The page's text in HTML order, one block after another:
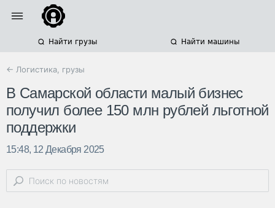
Найти грузы Найти машины
← Логистика, грузы
В Самарской области малый бизнес
получил более 150 млн рублей льготной
поддержки
15:48, 12 Декабря 2025